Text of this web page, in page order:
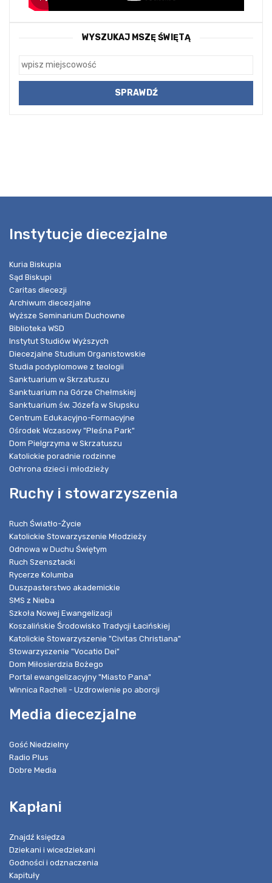
WYSZUKAJ MSZĘ ŚWIĘTĄ
Instytucje diecezjalne
Kuria Biskupia
Sąd Biskupi
Caritas diecezji
Archiwum diecezjalne
Wyższe Seminarium Duchowne
Biblioteka WSD
Instytut Studiów Wyższych
Diecezjalne Studium Organistowskie
Studia podyplomowe z teologii
Sanktuarium w Skrzatuszu
Sanktuarium na Górze Chełmskiej
Sanktuarium św. Józefa w Słupsku
Centrum Edukacyjno-Formacyjne
Ośrodek Wczasowy "Pleśna Park"
Dom Pielgrzyma w Skrzatuszu
Katolickie poradnie rodzinne
Ochrona dzieci i młodzieży
Ruchy i stowarzyszenia
Ruch Światło-Życie
Katolickie Stowarzyszenie Młodzieży
Odnowa w Duchu Świętym
Ruch Szensztacki
Rycerze Kolumba
Duszpasterstwo akademickie
SMS z Nieba
Szkoła Nowej Ewangelizacji
Koszalińskie Środowisko Tradycji Łacińskiej
Katolickie Stowarzyszenie "Civitas Christiana"
Stowarzyszenie "Vocatio Dei"
Dom Miłosierdzia Bożego
Portal ewangelizacyjny "Miasto Pana"
Winnica Racheli - Uzdrowienie po aborcji
Media diecezjalne
Gość Niedzielny
Radio Plus
Dobre Media
Kapłani
Znajdź księdza
Dziekani i wicedziekani
Godności i odznaczenia
Kapituły